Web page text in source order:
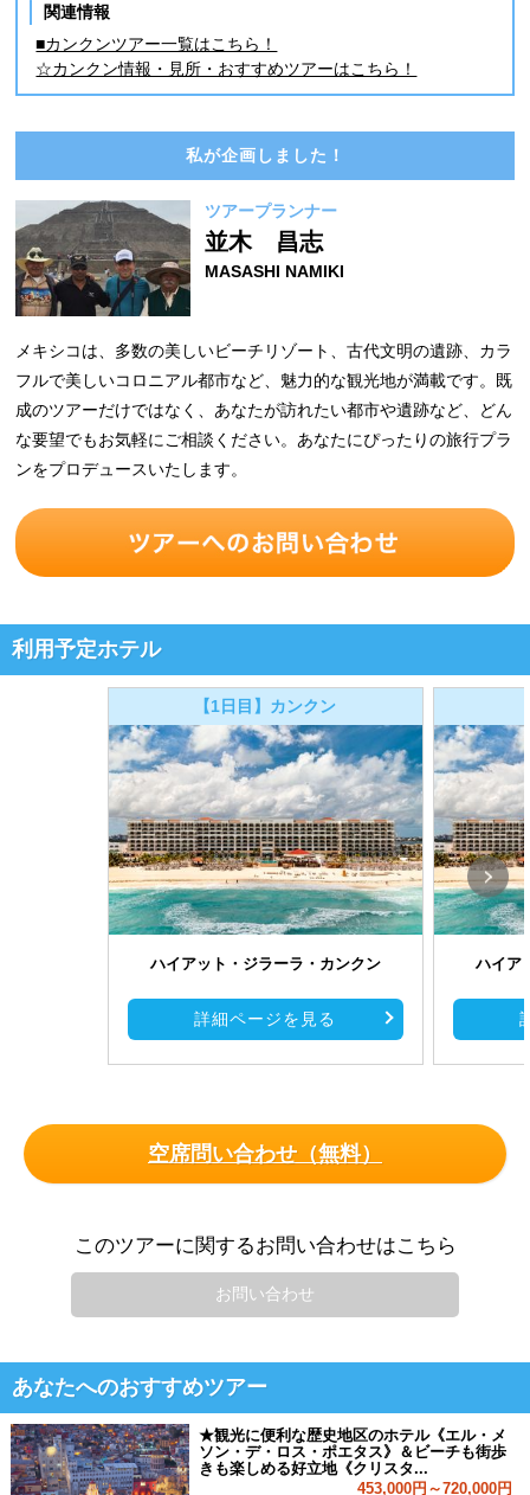
関連情報
■カンクンツアー一覧はこちら！
☆カンクン情報・見所・おすすめツアーはこちら！
私が企画しました！
ツアープランナー
並木 昌志
MASASHI NAMIKI
メキシコは、多数の美しいビーチリゾート、古代文明の遺跡、カラ
フルで美しいコロニアル都市など、魅力的な観光地が満載です。既
成のツアーだけではなく、あなたが訪れたい都市や遺跡など、どん
な要望でもお気軽にご相談ください。あなたにぴったりの旅行プラ
ンをプロデュースいたします。
利用予定ホテル
【1日目】カンクン
ハイアット・ジラーラ・カンクン
詳細ページを見る
ハイア
空席問い合わせ（無料）
このツアーに関するお問い合わせはこちら
お問い合わせ
あなたへのおすすめツアー
★観光に便利な歴史地区のホテル《エル・メ
ソン・デ・ロス・ポエタス》＆ビーチも街歩
きも楽しめる好立地《クリスタ...
453,000円～720,000円